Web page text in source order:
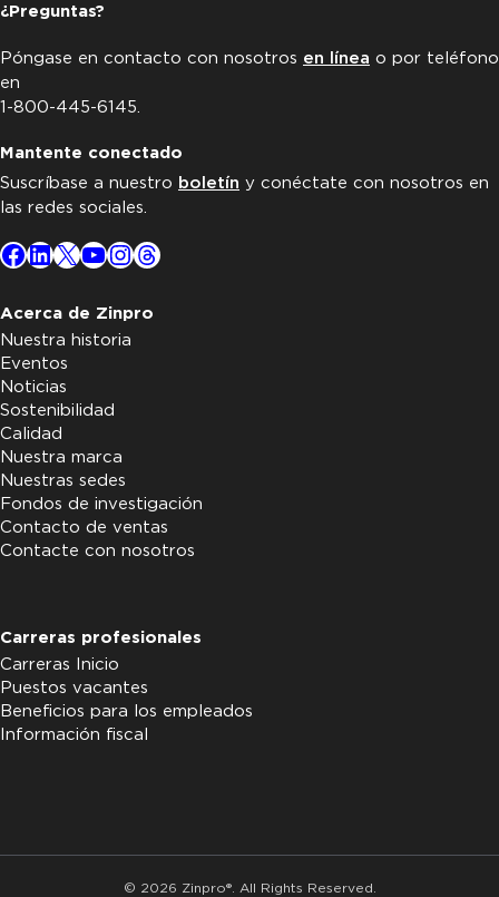
¿Preguntas?
Póngase en contacto con nosotros en línea o por teléfono
en
1-800-445-6145.
Mantente conectado
Suscríbase a nuestro boletín y conéctate con nosotros en
las redes sociales.
Facebook
LinkedIn
X YouTube
Instagram
Threads
Acerca de Zinpro
Nuestra historia
Eventos
Noticias
Sostenibilidad
Calidad
Nuestra marca
Nuestras sedes
Fondos de investigación
Contacto de ventas
Contacte con nosotros
Carreras profesionales
Carreras Inicio
Puestos vacantes
Beneficios para los empleados
Información fiscal
© 2026 Zinpro®. All Rights Reserved.